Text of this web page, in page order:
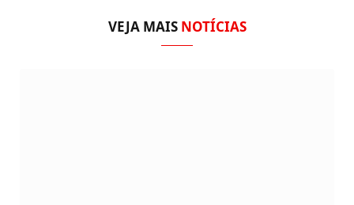
VEJA MAIS NOTÍCIAS